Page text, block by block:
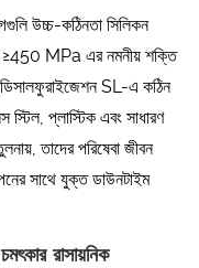
উচ্চ-কঠিনতা সিলিকন
≥450 MPa এর নমনীয় শক্তি
SL-এ কঠিন
প্লাস্টিক এবং সাধারণ
তাদের পরিষেবা জীবন
সাথে যুক্ত ডাউনটাইম
রাসায়নিক